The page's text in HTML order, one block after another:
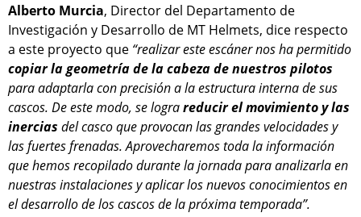
Alberto Murcia, Director del Departamento de
Investigación y Desarrollo de MT Helmets, dice respecto
a este proyecto que “realizar este escáner nos ha permitido
copiar la geometría de la cabeza de nuestros pilotos
para adaptarla con precisión a la estructura interna de sus
cascos. De este modo, se lograreducir el movimiento y las
inercias del casco que provocan las grandes velocidades y
las fuertes frenadas. Aprovecharemos toda la información
que hemos recopilado durante la jornada para analizarla en
nuestras instalaciones y aplicar los nuevos conocimientos en
el desarrollo de los cascos de la próxima temporada”.